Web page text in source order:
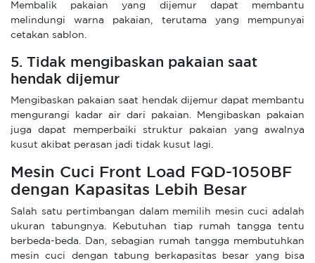
Membalik pakaian yang dijemur dapat membantu
melindungi warna pakaian, terutama yang mempunyai
cetakan sablon.
5. Tidak mengibaskan pakaian saat
hendak dijemur
Mengibaskan pakaian saat hendak dijemur dapat membantu
mengurangi kadar air dari pakaian. Mengibaskan pakaian
juga dapat memperbaiki struktur pakaian yang awalnya
kusut akibat perasan jadi tidak kusut lagi.
Mesin Cuci Front Load FQD-1050BF
dengan Kapasitas Lebih Besar
Salah satu pertimbangan dalam memilih mesin cuci adalah
ukuran tabungnya. Kebutuhan tiap rumah tangga tentu
berbeda-beda. Dan, sebagian rumah tangga membutuhkan
mesin cuci dengan tabung berkapasitas besar yang bisa